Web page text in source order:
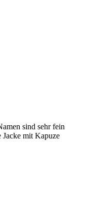
sind sehr fein
Jacke mit Kapuze